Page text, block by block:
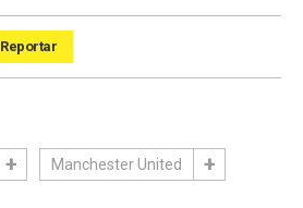
Reportar
Manchester United